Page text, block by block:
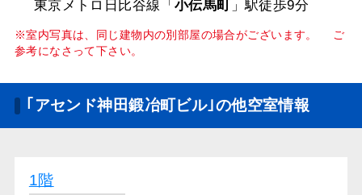
東京メトロ日比谷線「 小伝馬町」駅徒歩9分
※室内写真は、同じ建物内の別部屋の場合がございます。 ご
参考になさって下さい。
｢アセンド神田鍛冶町ビル｣の他空室情報
1階